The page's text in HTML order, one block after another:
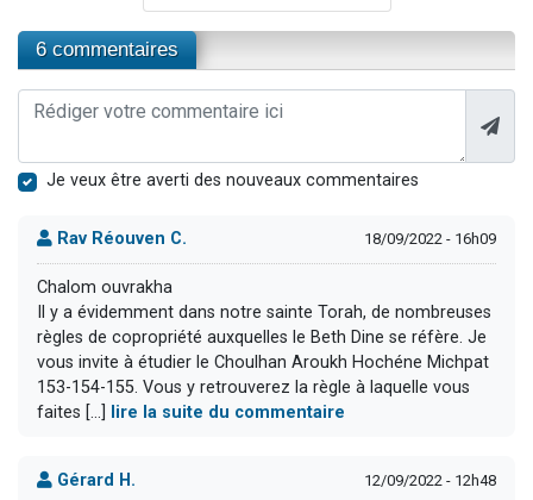
6 commentaires
Je veux être averti des nouveaux commentaires
Rav Réouven C. 18/09/2022 - 16h09
Chalom ouvrakha
Il y a évidemment dans notre sainte Torah, de nombreuses
règles de copropriété auxquelles le Beth Dine se réfère. Je
vous invite à étudier le Choulhan Aroukh Hochéne Michpat
153-154-155. Vous y retrouverez la règle à laquelle vous
faites [...]
lire la suite du commentaire
Gérard H. 12/09/2022 - 12h48